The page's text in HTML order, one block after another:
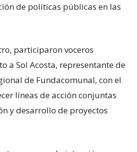
de políticas públicas en las
participaron voceros
a Sol Acosta, representante de
de Fundacomunal, con el
líneas de acción conjuntas
y desarrollo de proyectos